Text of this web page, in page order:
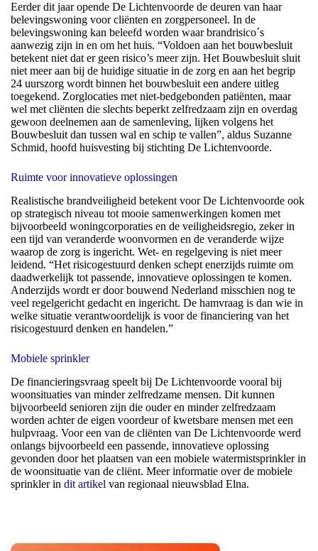
Eerder dit jaar opende De Lichtenvoorde de deuren van haar
belevingswoning voor cliënten en zorgpersoneel. In de
belevingswoning kan beleefd worden waar brandrisico´s
aanwezig zijn in en om het huis. “Voldoen aan het bouwbesluit
betekent niet dat er geen risico’s meer zijn. Het Bouwbesluit sluit
niet meer aan bij de huidige situatie in de zorg en aan het begrip
24 uurszorg wordt binnen het bouwbesluit een andere uitleg
toegekend. Zorglocaties met niet-bedgebonden patiënten, maar
wel met cliënten die slechts beperkt zelfredzaam zijn en overdag
gewoon deelnemen aan de samenleving, lijken volgens het
Bouwbesluit dan tussen wal en schip te vallen”, aldus Suzanne
Schmid, hoofd huisvesting bij stichting De Lichtenvoorde.
Ruimte voor innovatieve oplossingen
Realistische brandveiligheid betekent voor De Lichtenvoorde ook
op strategisch niveau tot mooie samenwerkingen komen met
bijvoorbeeld woningcorporaties en de veiligheidsregio, zeker in
een tijd van veranderde woonvormen en de veranderde wijze
waarop de zorg is ingericht. Wet- en regelgeving is niet meer
leidend. “Het risicogestuurd denken schept enerzijds ruimte om
daadwerkelijk tot passende, innovatieve oplossingen te komen.
Anderzijds wordt er door bouwend Nederland misschien nog te
veel regelgericht gedacht en ingericht. De hamvraag is dan wie in
welke situatie verantwoordelijk is voor de financiering van het
risicogestuurd denken en handelen.”
Mobiele sprinkler
De financieringsvraag speelt bij De Lichtenvoorde vooral bij
woonsituaties van minder zelfredzame mensen. Dit kunnen
bijvoorbeeld senioren zijn die ouder en minder zelfredzaam
worden achter de eigen voordeur of kwetsbare mensen met een
hulpvraag. Voor een van de cliënten van De Lichtenvoorde werd
onlangs bijvoorbeeld een passende, innovatieve oplossing
gevonden door het plaatsen van een mobiele watermistsprinkler in
de woonsituatie van de cliënt. Meer informatie over de mobiele
sprinkler in dit artikel van regionaal nieuwsblad Elna.